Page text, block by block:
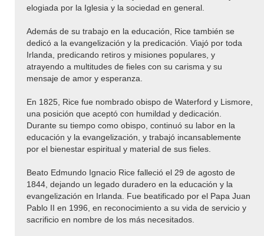
elogiada por la Iglesia y la sociedad en general.
Además de su trabajo en la educación, Rice también se
dedicó a la evangelización y la predicación. Viajó por toda
Irlanda, predicando retiros y misiones populares, y
atrayendo a multitudes de fieles con su carisma y su
mensaje de amor y esperanza.
En 1825, Rice fue nombrado obispo de Waterford y Lismore,
una posición que aceptó con humildad y dedicación.
Durante su tiempo como obispo, continuó su labor en la
educación y la evangelización, y trabajó incansablemente
por el bienestar espiritual y material de sus fieles.
Beato Edmundo Ignacio Rice falleció el 29 de agosto de
1844, dejando un legado duradero en la educación y la
evangelización en Irlanda. Fue beatificado por el Papa Juan
Pablo II en 1996, en reconocimiento a su vida de servicio y
sacrificio en nombre de los más necesitados.